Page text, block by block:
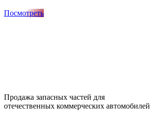
Посмотреть
Продажа запасных частей для
отечественных коммерческих автомобилей